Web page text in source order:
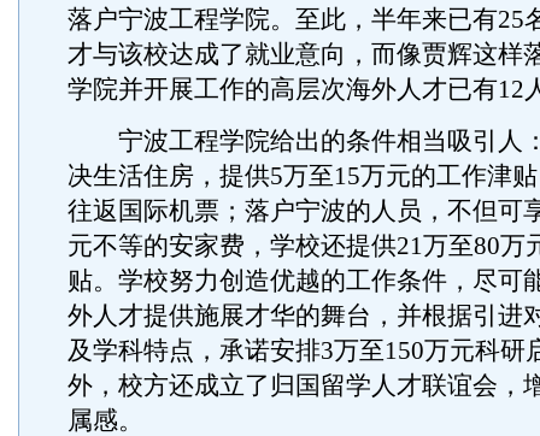
落户宁波工程学院。至此，半年来已有25
才与该校达成了就业意向，而像贾辉这样
学院并开展工作的高层次海外人才已有12
宁波工程学院给出的条件相当吸引人
决生活住房，提供5万至15万元的工作津
往返国际机票；落户宁波的人员，不但可
元不等的安家费，学校还提供21万至80万
贴。学校努力创造优越的工作条件，尽可
外人才提供施展才华的舞台，并根据引进
及学科特点，承诺安排3万至150万元科研
外，校方还成立了归国留学人才联谊会，
属感。